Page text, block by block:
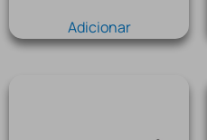
Adicionar